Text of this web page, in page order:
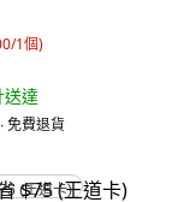
1個)
送達
免費退貨
(王道卡)